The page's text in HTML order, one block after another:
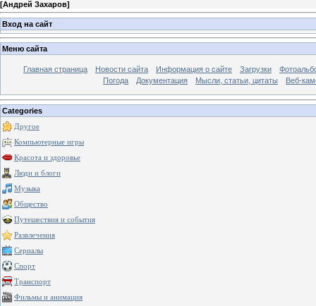
[Андрей Захаров]
Вход на сайт
Меню сайта
Главная страница Новости сайта Информация о сайте Загрузки
Погода
Документация Мысли, статьи, цитаты Веб-
Categories
Другое
Компьютерные игры
Красота и здоровье
Люди и блоги
Музыка
Общество
Путешествия и события
Развлечения
Сериалы
Спорт
Транспорт
Фильмы и анимация